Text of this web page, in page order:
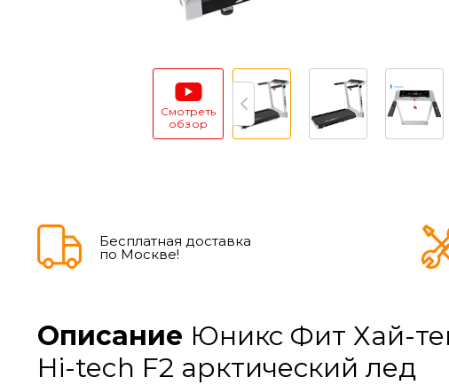
Смотреть
обзор
Бесплатная доставка
по Москве!
Описание Юникс Фит Хай-
Hi-tech F2 арктический лед